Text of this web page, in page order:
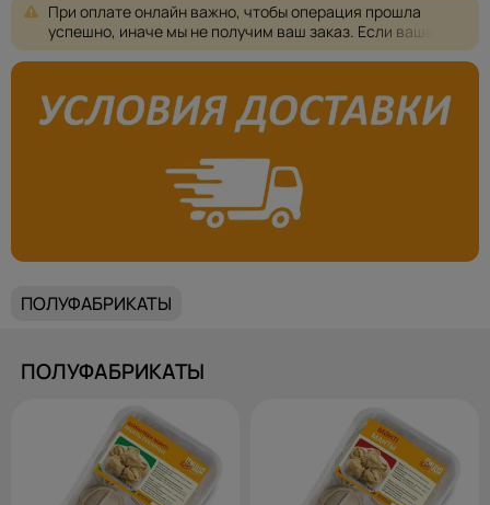
При оплатеонлайн важно, чтобыоперация прошла
успешно, иначе мы не получим ваш заказ. Если ваша
оплатанепроходит,пожалуйста,выберитедругую
ПОЛУФАБРИКАТЫ
ПОЛУФАБРИКАТЫ